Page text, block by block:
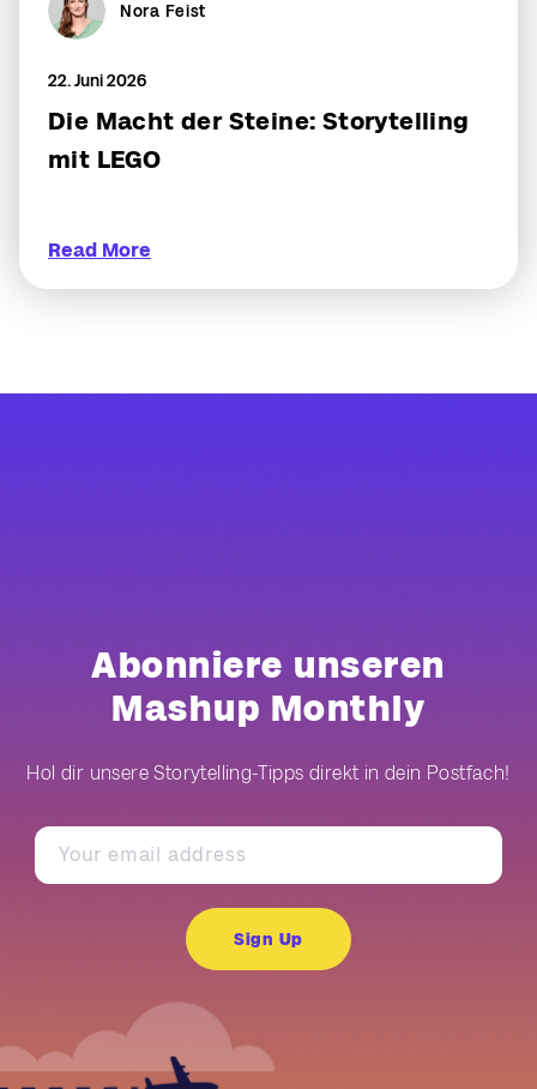
Nora Feist
22. Juni 2026
Die Macht der Steine: Storytelling
mit LEGO
Read More
Abonniere unseren
Mashup Monthly
Hol dir unsere Storytelling-Tipps direkt in dein Postfach!